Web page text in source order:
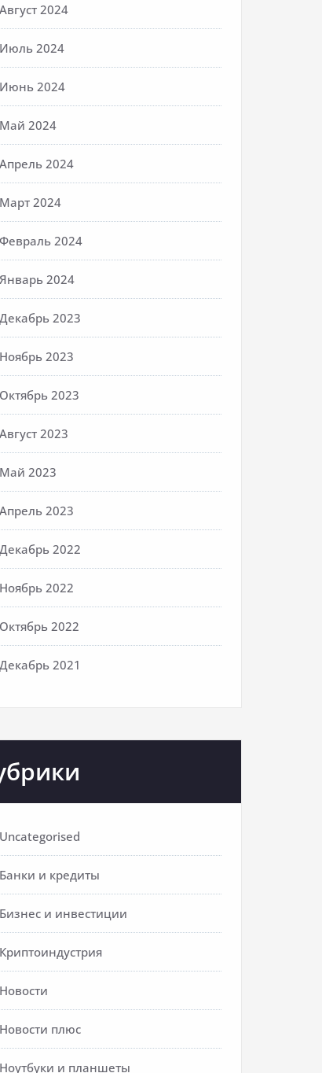
Август 2024
Июль 2024
Июнь 2024
Май 2024
Апрель 2024
Март 2024
Февраль 2024
Январь 2024
Декабрь 2023
Ноябрь 2023
Октябрь 2023
Август 2023
Май 2023
Апрель 2023
Декабрь 2022
Ноябрь 2022
Октябрь 2022
Декабрь 2021
Uncategorised
Банки и кредиты
Бизнес и инвестиции
Криптоиндустрия
Новости
Новости плюс
Ноутбуки и планшеты